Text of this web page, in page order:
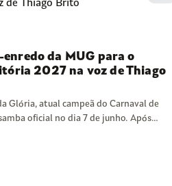
enredo da MUG para o
2027 na voz de Thiago
Glória, atual campeã do Carnaval de
oficial no dia 7 de junho. Após